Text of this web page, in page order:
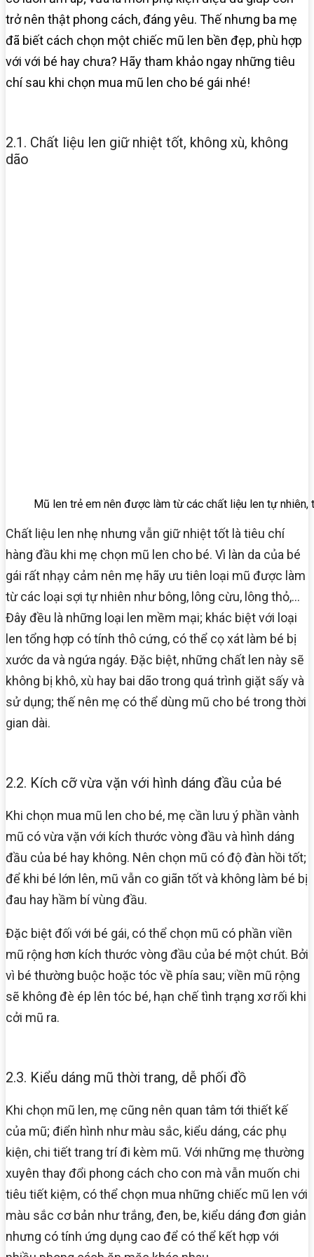
trở nên thật phong cách, đáng yêu. Thế nhưng ba mẹ
đã biết cách chọn một chiếc mũ len bền đẹp, phù hợp
với với bé hay chưa? Hãy tham khảo ngay những tiêu
chí sau khi chọn mua mũ len cho bé gái nhé!
2.1. Chất liệu len giữ nhiệt tốt, không xù, không
dão
Mũ len trẻ em nên được làm từ các chất liệu len tự nhiên,
Chất liệu len nhẹ nhưng vẫn giữ nhiệt tốt là tiêu chí
hàng đầu khi mẹ chọn mũ len cho bé. Vì làn da của bé
gái rất nhạy cảm nên mẹ hãy ưu tiên loại mũ được làm
từ các loại sợi tự nhiên như bông, lông cừu, lông thỏ,…
Đây đều là những loại len mềm mại; khác biệt với loại
len tổng hợp có tính thô cứng, có thể cọ xát làm bé bị
xước da và ngứa ngáy. Đặc biệt, những chất len này sẽ
không bị khô, xù hay bai dão trong quá trình giặt sấy và
sử dụng; thế nên mẹ có thể dùng mũ cho bé trong thời
gian dài.
2.2. Kích cỡ vừa vặn với hình dáng đầu của bé
Khi chọn mua mũ len cho bé, mẹ cần lưu ý phần vành
mũ có vừa vặn với kích thước vòng đầu và hình dáng
đầu của bé hay không. Nên chọn mũ có độ đàn hồi tốt;
để khi bé lớn lên, mũ vẫn co giãn tốt và không làm bé bị
đau hay hầm bí vùng đầu.
Đặc biệt đối với bé gái, có thể chọn mũ có phần viền
mũ rộng hơn kích thước vòng đầu của bé một chút. Bởi
vì bé thường buộc hoặc tóc về phía sau; viền mũ rộng
sẽ không đè ép lên tóc bé, hạn chế tình trạng xơ rối khi
cởi mũ ra.
2.3. Kiểu dáng mũ thời trang, dễ phối đồ
Khi chọn mũ len, mẹ cũng nên quan tâm tới thiết kế
của mũ; điển hình như màu sắc, kiểu dáng, các phụ
kiện, chi tiết trang trí đi kèm mũ. Với những mẹ thường
xuyên thay đổi phong cách cho con mà vẫn muốn chi
tiêu tiết kiệm, có thể chọn mua những chiếc mũ len với
màu sắc cơ bản như trắng, đen, be, kiểu dáng đơn giản
nhưng có tính ứng dụng cao để có thể kết hợp với